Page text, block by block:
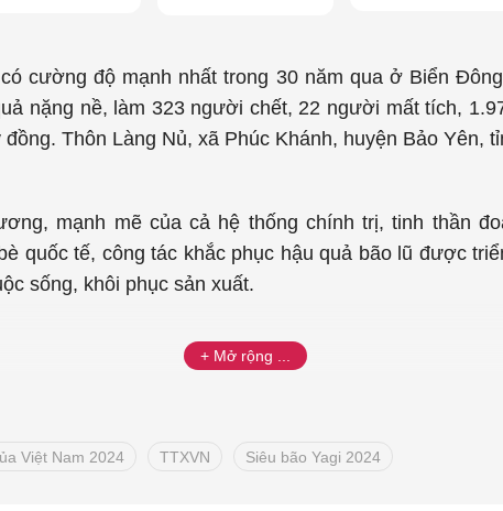
cường độ mạnh nhất trong 30 năm qua ở Biển
nặng nề, làm 323 người chết, 22 người mất tích,
Thôn Làng Nủ, xã Phúc Khánh, huyện Bảo Yên,
mạnh mẽ của cả hệ thống chính trị, tinh thần
quốc tế, công tác khắc phục hậu quả bão lũ được
sống, khôi phục sản xuất.
Việt Nam 2024 TTXVN Siêu bão Yagi 2024